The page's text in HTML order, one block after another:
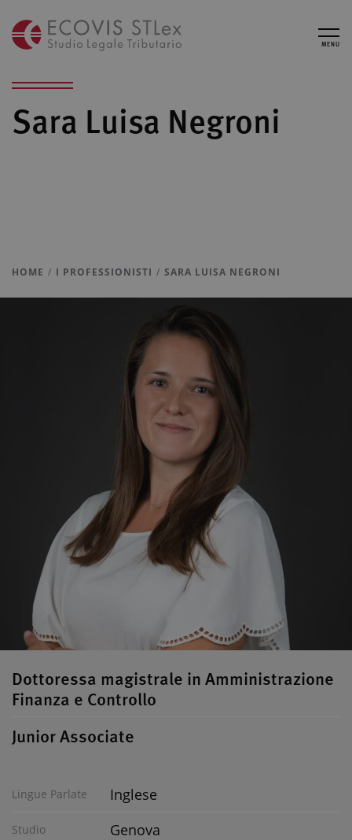
MENU
Sara Luisa Negroni
HOME I PROFESSIONISTI SARA LUISA NEGRONI
Dottoressa magistrale in Amministrazione
Finanza e Controllo
Junior Associate
Lingue Parlate Inglese
Studio Genova